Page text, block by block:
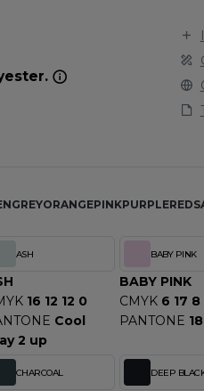
VESTE -
THE ONE
VELILLA
WESTFORD MILL
GREYORANGEPINKPURPLERED
ASH
16 12 12 0
Cool
2 up
BABY PINK
BABY PINK
CMYK 6 17 8
PANTONE
CHARCOAL DEEP